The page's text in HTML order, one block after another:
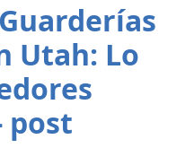
Utah: Lo
post